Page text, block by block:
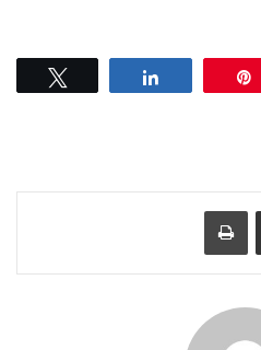
مشاركة عبر البريد طباعة